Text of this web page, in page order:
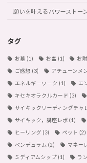
願いを叶えるパワーストー
タグ
お墓 (1) お盆 (1) お
ご感想 (3) アチューンメ
エネルギーワーク (1) エ
キセキオラクルカード (3)
サイキックリーディングチャ
サイキック，講座レポ (1)
ヒーリング (3) ペット (2)
ペンデュラム (2) マネー
ミディアムシップ (1) ラ